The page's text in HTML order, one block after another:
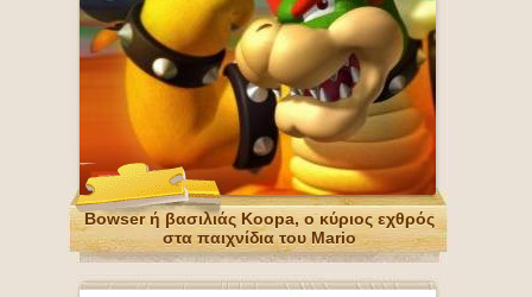
Bowser ή βασιλιάς Koopa, ο κύριος εχθρός
στα παιχνίδια του Mario